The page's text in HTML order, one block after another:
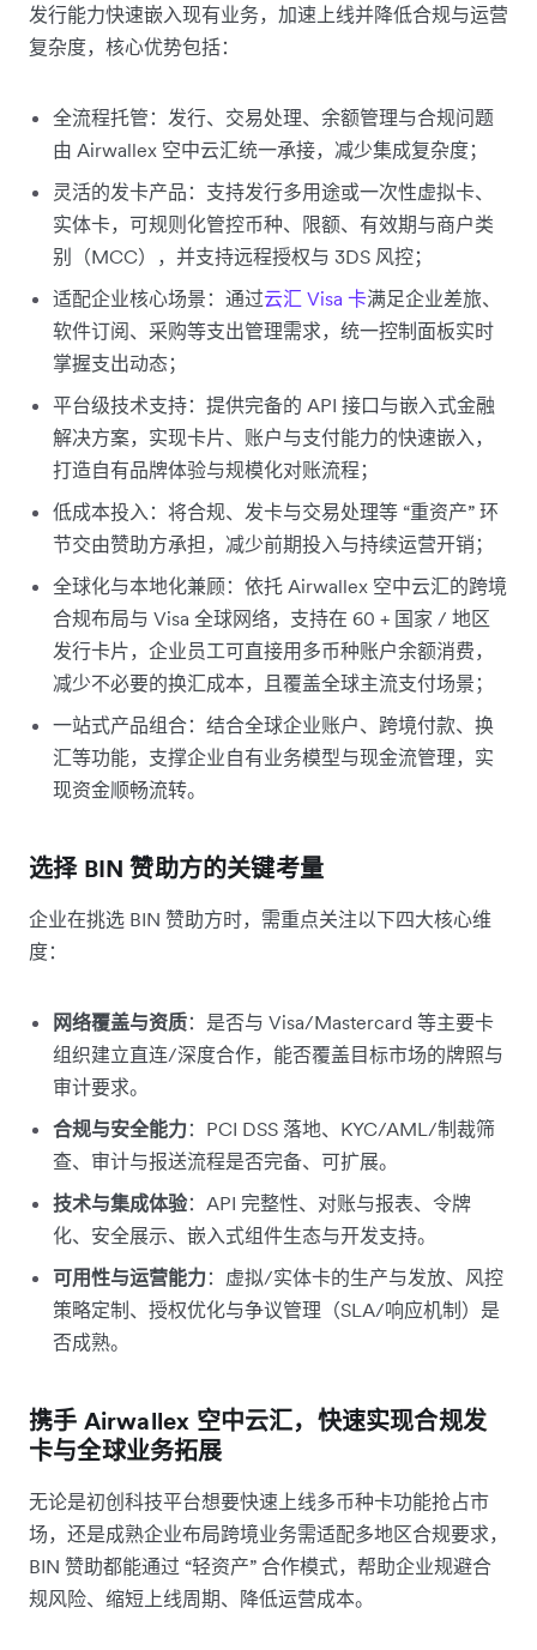
发行能力快速嵌入现有业务，加速上线并降低合规与运营
复杂度，核心优势包括：​
全流程托管：发行、交易处理、余额管理与合规问题
由 Airwallex 空中云汇统一承接，减少集成复杂度；​
灵活的发卡产品：支持发行多用途或一次性虚拟卡、
实体卡，可规则化管控币种、限额、有效期与商户类
别（MCC），并支持远程授权与 3DS 风控；​
适配企业核心场景：通过云汇 Visa 卡满足企业差旅、
软件订阅、采购等支出管理需求，统一控制面板实时
掌握支出动态；​
平台级技术支持：提供完备的 API 接口与嵌入式金融
解决方案，实现卡片、账户与支付能力的快速嵌入，
打造自有品牌体验与规模化对账流程；​
低成本投入：将合规、发卡与交易处理等 “重资产” 环
节交由赞助方承担，减少前期投入与持续运营开销；​
全球化与本地化兼顾：依托 Airwallex 空中云汇的跨境
合规布局与 Visa 全球网络，支持在 60 + 国家 / 地区
发行卡片，企业员工可直接用多币种账户余额消费，
减少不必要的换汇成本，且覆盖全球主流支付场景；​
一站式产品组合：结合全球企业账户、跨境付款、换
汇等功能，支撑企业自有业务模型与现金流管理，实
现资金顺畅流转。​
选择 BIN 赞助方的关键考量
企业在挑选 BIN 赞助方时，需重点关注以下四大核心维
度：​
网络覆盖与资质：是否与 Visa/Mastercard 等主要卡
组织建立直连/深度合作，能否覆盖目标市场的牌照与
审计要求。
合规与安全能力：PCI DSS 落地、KYC/AML/制裁筛
查、审计与报送流程是否完备、可扩展。
技术与集成体验：API 完整性、对账与报表、令牌
化、安全展示、嵌入式组件生态与开发支持。
可用性与运营能力：虚拟/实体卡的生产与发放、风控
策略定制、授权优化与争议管理（SLA/响应机制）是
否成熟。
携手 Airwallex 空中云汇，快速实现合规发
卡与全球业务拓展
无论是初创科技平台想要快速上线多币种卡功能抢占市
场，还是成熟企业布局跨境业务需适配多地区合规要求，
BIN 赞助都能通过 “轻资产” 合作模式，帮助企业规避合
规风险、缩短上线周期、降低运营成本。​